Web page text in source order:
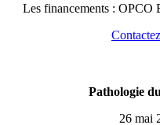
Les financements : OPCO
Pathologie
26 mai